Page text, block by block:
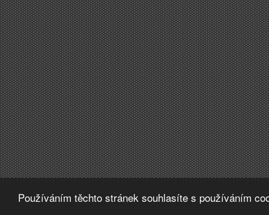
Používáním těchto stránek souhlasíte s používáním